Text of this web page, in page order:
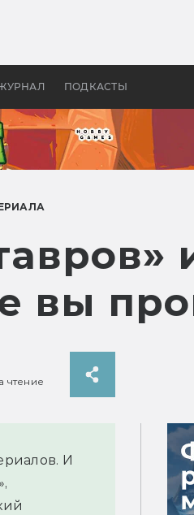
ПОДКАСТЫ
Грецией
вы
чтение
И